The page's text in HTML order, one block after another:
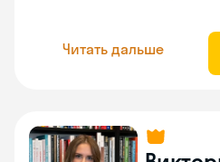
Читать дальше